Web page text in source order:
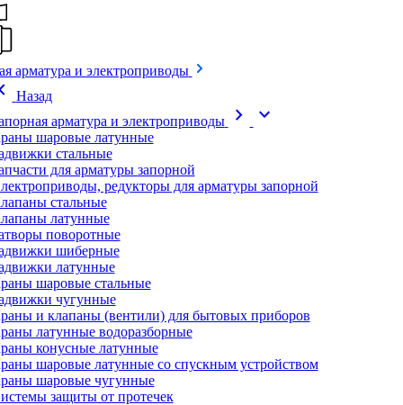
арматура и электроприводы
Назад
арматура и электроприводы
chevron_right expand_more
шаровые латунные
стальные
для арматуры запорной
редукторы для арматуры запорной
стальные
латунные
поворотные
шиберные
латунные
шаровые стальные
чугунные
и клапаны (вентили) для бытовых приборов
латунные водоразборные
конусные латунные
шаровые латунные со спускным устройством
шаровые чугунные
защиты от протечек